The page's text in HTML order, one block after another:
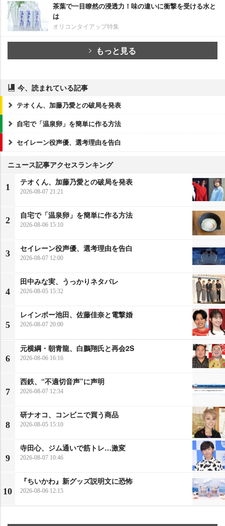
茶葉で一目瞭然の浸透力！味の違いに衝撃を受ける水と
は
オリコンタイアップ特集
もっと見る
今、読まれている記事
テオくん、加藤乃愛との破局を発表
自宅で「温泉卵」を簡単に作る方法
セイレーン役声優、選考理由を告白
ニュース記事アクセスランキング
1
テオくん、加藤乃愛との破局を発表
2026-08-07 21:21
2
自宅で「温泉卵」を簡単に作る方法
2026-08-06 15:10
3
セイレーン役声優、選考理由を告白
2026-08-07 12:00
4
田中みな実、うっかりネタバレ
2026-08-05 15:32
5
レインボー池田、佐藤佳奈と電撃婚
2026-08-07 20:00
6
元横綱・朝青龍、白鵬翔氏と再会2S
2026-08-06 16:16
7
西鉄、“不適切音声”に声明
2026-08-07 12:34
8
研ナオコ、コンビニで買う商品
2026-08-05 15:10
9
寺田心、ジム通いで筋トレ…激変
2026-08-07 10:46
10
『ちいかわ』新グッズ説明文に恐怖
2026-08-06 12:15